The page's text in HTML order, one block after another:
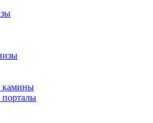
камины
порталы